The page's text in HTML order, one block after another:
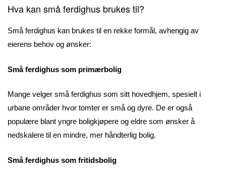
Hva kan små ferdighus brukes til?
Små ferdighus kan brukes til en rekke formål, avhengig av
eierens behov og ønsker:
Små ferdighus som primærbolig
Mange velger små ferdighus som sitt hovedhjem, spesielt i
urbane områder hvor tomter er små og dyre. De er også
populære blant yngre boligkjøpere og eldre som ønsker å
nedskalere til en mindre, mer håndterlig bolig.
Små ferdighus som fritidsbolig